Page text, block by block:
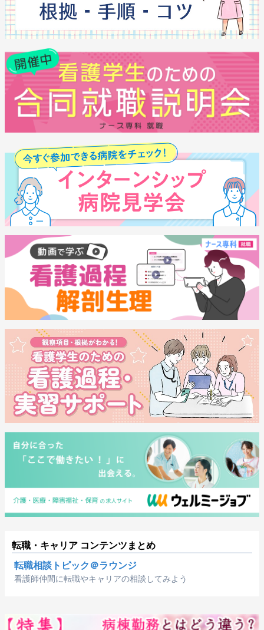
転職・キャリア コンテンツまとめ
転職相談トピック＠ラウンジ
看護師仲間に転職やキャリアの相談してみよう